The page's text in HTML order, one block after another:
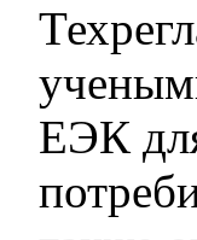
ЕЭК